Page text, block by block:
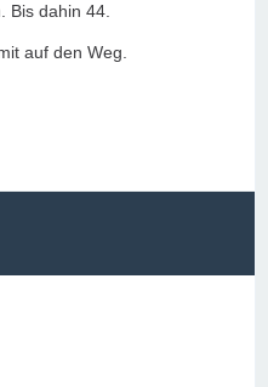
Bis dahin 44.
auf den Weg.